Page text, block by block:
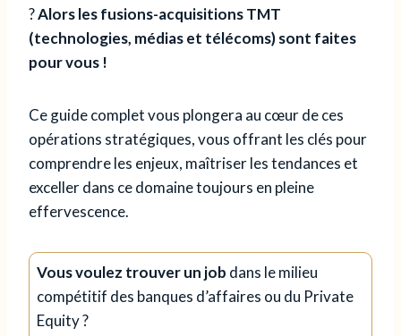
?Alors les fusions-acquisitions TMT
(technologies, médias et télécoms) sont faites
pour vous !
Ce guide complet vous plongera au cœur de ces
opérations stratégiques, vous offrant les clés pour
comprendre les enjeux, maîtriser les tendances et
exceller dans ce domaine toujours en pleine
effervescence.
Vous voulez trouver un job dans le milieu
compétitif des banques d’affaires ou du Private
Equity ?